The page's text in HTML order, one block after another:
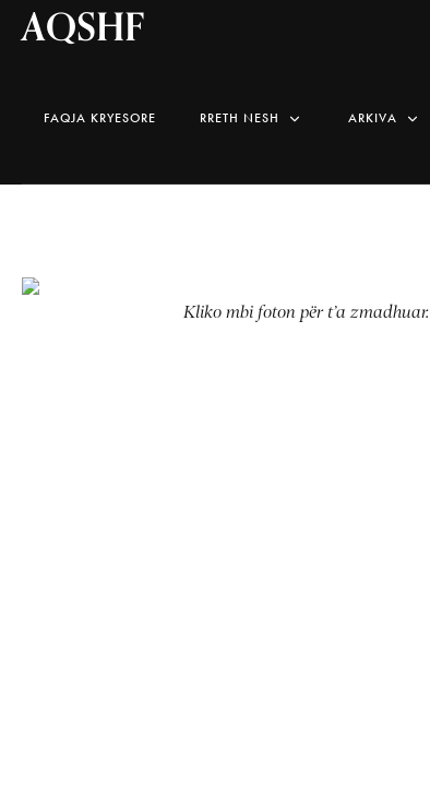
AQSHF
FAQJA KRYESORE RRETH NESH ARKIVA
Kliko mbi foton për t’a zmadhuar.